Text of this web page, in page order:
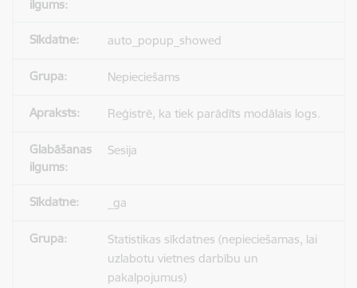
auto_popup_showed
Nepieciešams
Reģistrē, ka tiek parādīts modālais logs.
Sesija
_ga
Statistikas sīkdatnes (nepieciešamas, lai
uzlabotu vietnes darbību un
pakalpojumus)